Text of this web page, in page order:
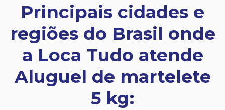
Principais cidades e
regiões do Brasil onde
a Loca Tudo atende
Aluguel de martelete
5 kg: